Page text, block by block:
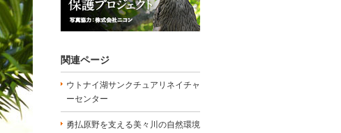
関連ページ
ウトナイ湖サンクチュアリネイチャ
ーセンター
勇払原野を支える美々川の自然環境